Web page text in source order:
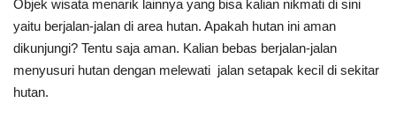
Objek wisata menarik lainnya yang bisa kalian nikmati di sini
yaitu berjalan-jalan di area hutan. Apakah hutan ini aman
dikunjungi? Tentu saja aman. Kalian bebas berjalan-jalan
menyusuri hutan dengan melewati jalan setapak kecil di sekitar
hutan.